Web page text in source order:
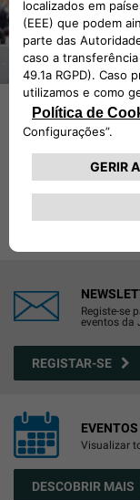
O QUE É
O único
Registe-se
eventos da
REGISTAR-SE
Visualizar
DESCOBRIR MAIS